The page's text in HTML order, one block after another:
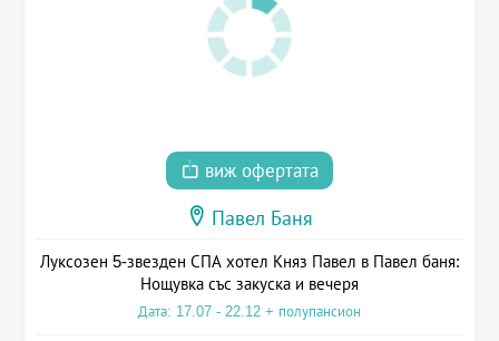
виж офертата
Павел Баня
Луксозен 5-звезден СПА хотел Княз Павел в Павел баня:
Нощувка със закуска и вечеря
Дата: 17.07 - 22.12 + полупансион